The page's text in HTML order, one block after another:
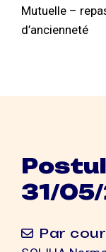
Mutuelle –
d’ancienneté
31/
Par